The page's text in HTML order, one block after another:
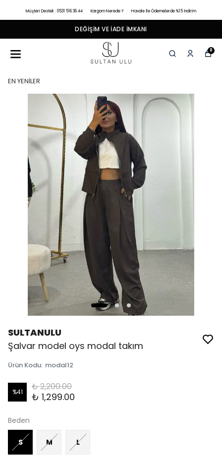
Müşteri Destek : 0531 516 36 44 Kargom Nerede ? Havale İle Ödemelerde %15 İndirim
DEĞIŞIM VE İADE İMKANI
0
EN YENİLER
SULTANULU
Şalvar model oys modal takım
Ürün Kodu: modal12
%41 ₺ 2,200.00
₺ 1,299.00
Beden
S M L